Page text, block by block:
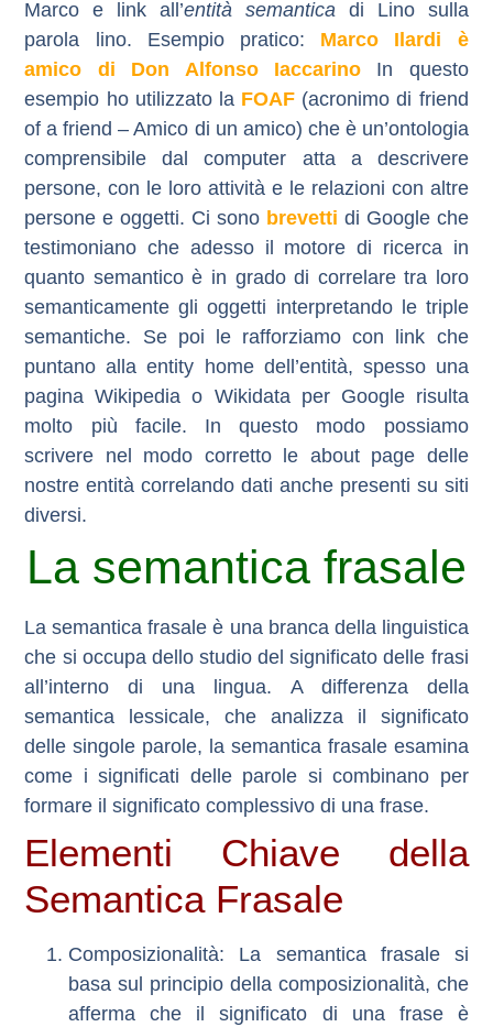
Marco e link all’entità semanticadi Lino sulla
parola lino. Esempio pratico: Marco Ilardi
è
amico di
Don Alfonso Iaccarino
In questo
esempio ho utilizzato la FOAF (acronimo di friend
of a friend – Amico di un amico) che è un’ontologia
comprensibile dal computer atta a descrivere
persone, con le loro attività e le relazioni con altre
persone e oggetti. Ci sono brevetti di Google che
testimoniano che adesso il motore di ricerca in
quanto semantico è in grado di correlare tra loro
semanticamente gli oggetti interpretando le triple
semantiche. Se poi le rafforziamo con link che
puntano alla entity home dell’entità, spesso una
pagina Wikipedia o Wikidata per Google risulta
molto più facile. In questo modo possiamo
scrivere nel modo corretto le about page delle
nostre entità correlando dati anche presenti su siti
diversi.
La semantica frasale
La semantica frasale è una branca della linguistica
che si occupa dello studio del significato delle frasi
all’interno di una lingua. A differenza della
semantica lessicale, che analizza il significato
delle singole parole, la semantica frasale esamina
come i significati delle parole si combinano per
formare il significato complessivo di una frase.
Elementi Chiave della
Semantica Frasale
Composizionalità: La semantica frasale si
basa sul principio della composizionalità, che
afferma che il significato di una frase è